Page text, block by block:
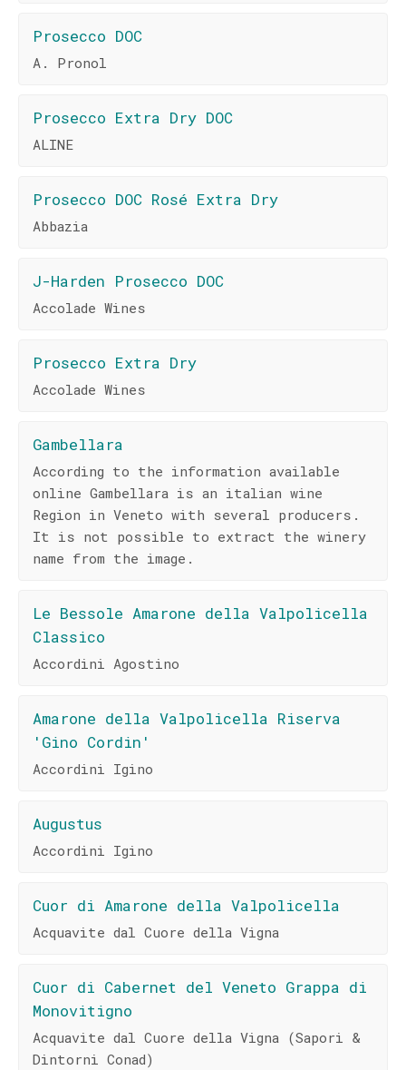
Prosecco DOC
A. Pronol
Prosecco Extra Dry DOC
ALINE
Prosecco DOC Rosé Extra Dry
Abbazia
J-Harden Prosecco DOC
Accolade Wines
Prosecco Extra Dry
Accolade Wines
Gambellara
According to the information available
online Gambellara is an italian wine
Region in Veneto with several producers.
It is not possible to extract the winery
name from the image.
Le Bessole Amarone della Valpolicella
Classico
Accordini Agostino
Amarone della Valpolicella Riserva
'Gino Cordin'
Accordini Igino
Augustus
Accordini Igino
Cuor di Amarone della Valpolicella
Acquavite dal Cuore della Vigna
Cuor di Cabernet del Veneto Grappa di
Monovitigno
Acquavite dal Cuore della Vigna (Sapori &
Dintorni Conad)